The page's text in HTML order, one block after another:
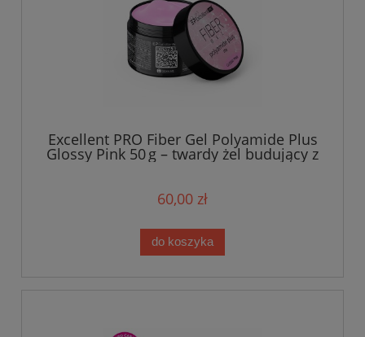
Excellent PRO Fiber Gel Polyamide Plus
Glossy Pink 50 g – twardy żel budujący z
włóknami polyamidowymi
60,00 zł
do koszyka